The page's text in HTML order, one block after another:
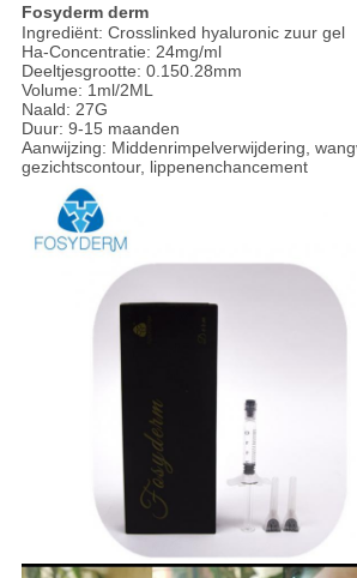
Fosyderm derm
Ingrediënt: Crosslinked hyaluronic zuur gel
Ha-Concentratie: 24mg/ml
Deeltjesgrootte: 0.150.28mm
Volume: 1ml/2ML
Naald: 27G
Duur: 9-15 maanden
Aanwijzing: Middenrimpelverwijdering,
gezichtscontour, lippenenchancement